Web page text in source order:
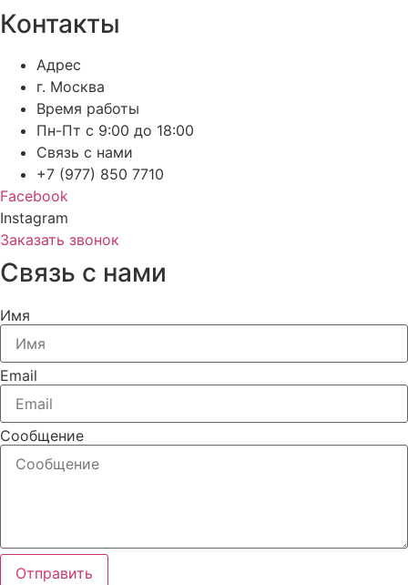
Контакты
Адрес
г. Москва
Время работы
Пн-Пт с 9:00 до 18:00
Связь с нами
+7 (977) 850 7710
Facebook
Instagram
Заказать звонок
Связь с нами
Имя
Email
Сообщение
Отправить